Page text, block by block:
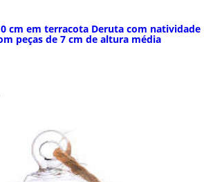
cm em terracota Deruta com natividade
peças de 7 cm de altura média